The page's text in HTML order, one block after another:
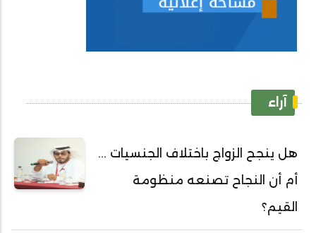
آراء
هل ينجح الزواج باختلاف الجنسيات ...
أم أن النجاح تصنعه منظومة
القيم؟